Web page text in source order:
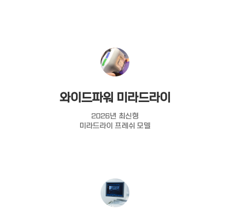
와이드파워 미라드라이
2026년 최신형
미라드라이 프레쉬 모델